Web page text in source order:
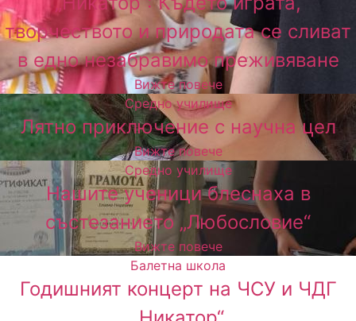
творчеството и природата се сливат
в едно незабравимо преживяване
Вижте повече
Средно училище
Лятно приключение с научна цел
Вижте повече
Средно училище
Нашите ученици блеснаха в
състезанието „Любословие“
Вижте повече
Балетна школа
Годишният концерт на ЧСУ и ЧДГ